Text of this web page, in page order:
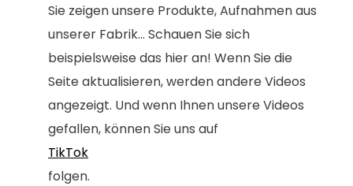
Sie zeigen unsere Produkte, Aufnahmen aus
unserer Fabrik... Schauen Sie sich
beispielsweise das hier an! Wenn Sie die
Seite aktualisieren, werden andere Videos
angezeigt. Und wenn Ihnen unsere Videos
gefallen, können Sie uns auf
TikTok
folgen.